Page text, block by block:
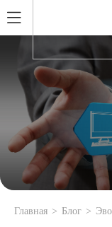
Главная Блог